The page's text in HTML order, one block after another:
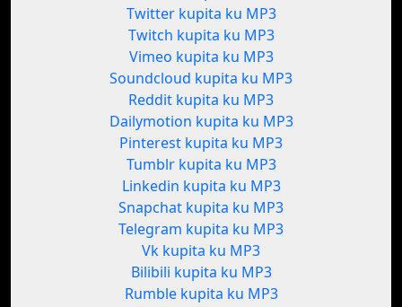
Twitter kupita ku MP3
Twitch kupita ku MP3
Vimeo kupita ku MP3
Soundcloud kupita ku MP3
Reddit kupita ku MP3
Dailymotion kupita ku MP3
Pinterest kupita ku MP3
Tumblr kupita ku MP3
Linkedin kupita ku MP3
Snapchat kupita ku MP3
Telegram kupita ku MP3
Vk kupita ku MP3
Bilibili kupita ku MP3
Rumble kupita ku MP3